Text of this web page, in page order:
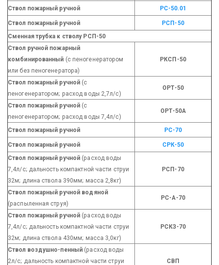
Ствол пожарный ручной РС-50.01
Ствол пожарный ручной
РСП-50
Сменная трубка к стволу РСП-50
Ствол ручной пожарный
комбинированный (с пеногенератором
или без пеногенератора)
РКСП-50
Ствол пожарный ручной (с
пеногенератором; расход воды 2,7л/с)
ОРТ-50
Ствол пожарный ручной (с
пеногенератором; расход воды 7,4л/с)
ОРТ-50А
Ствол пожарный ручной РС-70
Ствол пожарный ручной
СРК-50
Ствол пожарный ручной (расход воды
7,4л/с; дальность компактной части струи
32м; длина ствола 390мм; масса 2,8кг)
РСП-70
Ствол пожарный ручной водяной
(распыленная струя)
РС-А-70
Ствол пожарный ручной (расход воды
7,4л/с; дальность компактной части струи
32м; длина ствола 430мм; масса 3,0кг)
РСКЗ-70
Ствол воздушно-пенный (расход воды
2л/с; дальность компактной части струи
СВП